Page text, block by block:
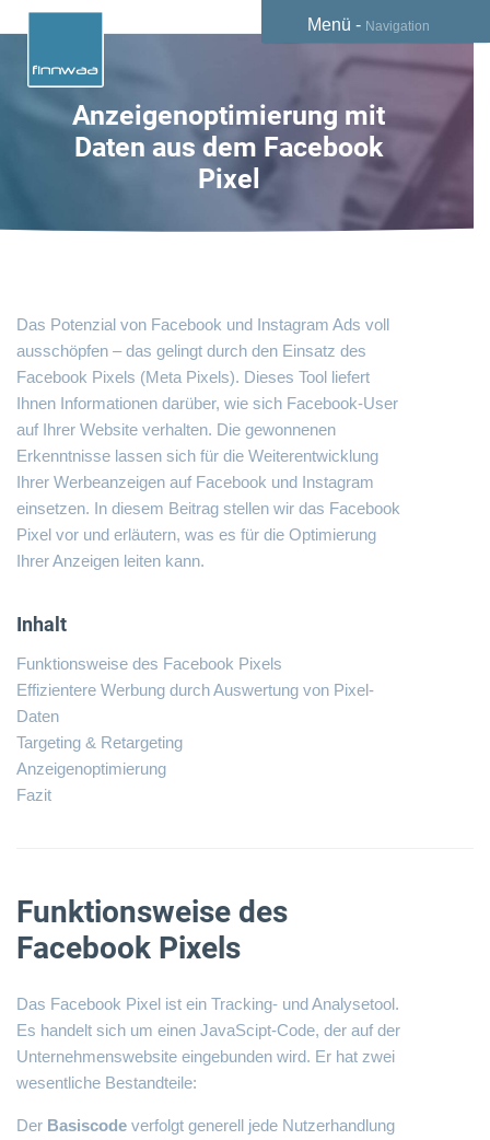
Menü - Navigation
Anzeigenoptimierung mit
Daten aus dem Facebook
Pixel
Das Potenzial von Facebook und Instagram Ads voll
ausschöpfen – das gelingt durch den Einsatz des
Facebook Pixels (Meta Pixels). Dieses Tool liefert
Ihnen Informationen darüber, wie sich Facebook-User
auf Ihrer Website verhalten. Die gewonnenen
Erkenntnisse lassen sich für die Weiterentwicklung
Ihrer Werbeanzeigen auf Facebook und Instagram
einsetzen. In diesem Beitrag stellen wir das Facebook
Pixel vor und erläutern, was es für die Optimierung
Ihrer Anzeigen leiten kann.
Inhalt
Funktionsweise des Facebook Pixels
Effizientere Werbung durch Auswertung von Pixel-
Daten
Targeting & Retargeting
Anzeigenoptimierung
Fazit
Funktionsweise des
Facebook Pixels
Das Facebook Pixel ist ein Tracking- und Analysetool.
Es handelt sich um einen JavaScipt-Code, der auf der
Unternehmenswebsite eingebunden wird. Er hat zwei
wesentliche Bestandteile:
Der Basiscode verfolgt generell jede Nutzerhandlung